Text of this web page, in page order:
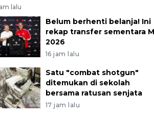
lalu
Belum berhenti belanja! Ini
rekap transfer sementara
2026
16 jam lalu
Satu "combat shotgun"
ditemukan di sekolah
bersama ratusan senjata
17 jam lalu